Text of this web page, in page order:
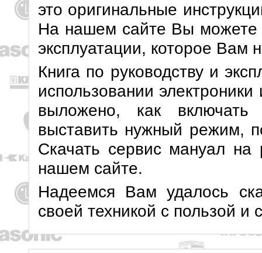
это оригинальные
На нашем сайте Вы можете
эксплуатации, которое Вам
Книга по руководству и
использовании
выложено, как включать
выставить нужный режим,
Скачать сервис мануал
нашем сайте.
Надеемся Вам удалось
своей техникой с пользой и